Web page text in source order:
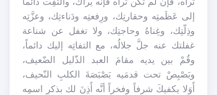
إلى عَظَمتِه وحقارتِك، ورِفعتِه ودَناءتِك، وعزَّتِه
وذِلّتِك، وغِناهُ وحاجتِك، ولا تغفل عن شناعة
غفلتك عنه جلَّ جلالُه، مع التفاتِه إليك دائماً،
وقُمْ بين يديه مقامَ العبد الذّليل الضّعيف،
وبَصْبِصْ تحت قدمَيه بَصْبَصَةَ الكلبِ النّحيف،
أَوَلا يكفيكَ شرفاً وفخراً أنَّه أَذِنَ لك بذكرِ اسمِه